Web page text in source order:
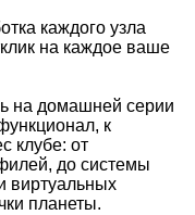
каждого узла
на каждое ваше
домашней серии
к
клубе: от
до системы
виртуальных
планеты.